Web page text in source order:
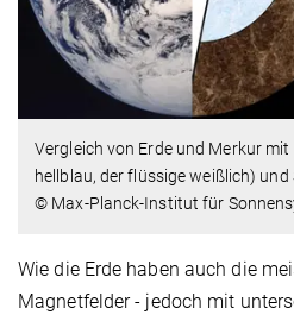
Vergleich von Erde und Merkur mit
hellblau, der flüssige weißlich)
© Max-Planck-Institut für
Wie die Erde haben auch die
Magnetfelder - jedoch mit